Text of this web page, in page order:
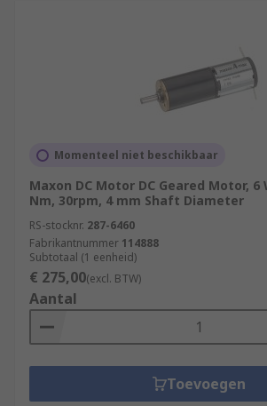
Momenteel niet beschikbaar
Maxon DC Motor DC Geared Motor, 6
Nm, 30rpm, 4 mm Shaft Diameter
RS-stocknr. 287-6460
Fabrikantnummer 114888
Subtotaal (1 eenheid)
€ 275,00(excl. BTW)
Aantal
Toevoegen